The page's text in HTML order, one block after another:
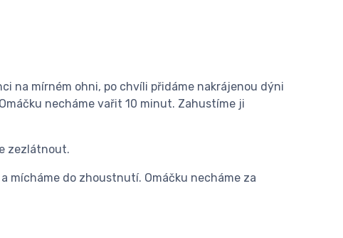
na mírném ohni, po chvíli přidáme nakrájenou dýni
necháme vařit 10 minut. Zahustíme ji
zezlátnout.
mícháme do zhoustnutí. Omáčku necháme za